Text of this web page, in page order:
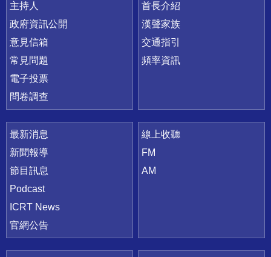
主持人
政府資訊公開
意見信箱
常見問題
電子投票
問卷調查
首長介紹
漢聲家族
交通指引
頻率資訊
最新消息
新聞報導
節目訊息
Podcast
ICRT News
官網公告
線上收聽
FM
AM